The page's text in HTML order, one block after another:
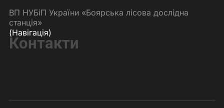
ВП НУБіП України «Боярська лісова дослідна
станція»
(Навігація)
Контакти